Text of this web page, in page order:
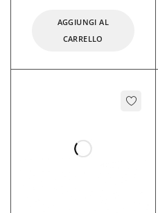
AGGIUNGI AL
CARRELLO